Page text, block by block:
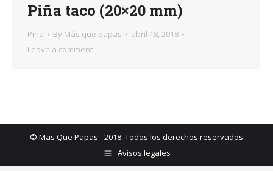
Piña taco (20×20 mm)
Piña By Más que papas
abril 18, 2018
Leave a comment
© Mas Que Papas - 2018. Todos los derechos reservados
Avisos legales